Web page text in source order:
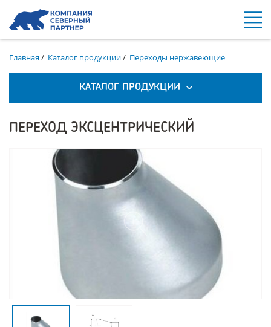
Главная/ Каталог продукции/ Переходы нержавеющие
КАТАЛОГ ПРОДУКЦИИ
ПЕРЕХОД ЭКСЦЕНТРИЧЕСКИЙ